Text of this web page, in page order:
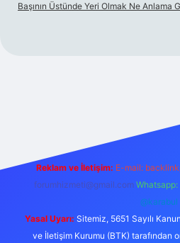
Başının Üstünde Yeri Olmak Ne Anlama
Reklam ve İletişim: E-mail:
forumhizmeti@gmail.com
@karabul
Yasal Uyarı: Sitemiz, 5651 Sayılı
ve İletişim Kurumu (BTK) tarafından